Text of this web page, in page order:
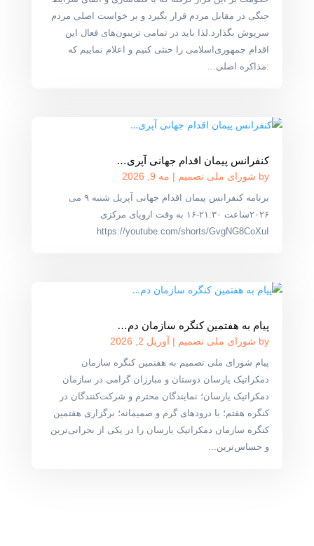
جنگی در مقابل مردم قرار بگیرد و بر خواست اصلی مردم
سرپوش بگذارد.لذا باید در تمامی تریبون‌های فعال این
اقدام جمهوری‌اسلامی را خنثی کنیم و اعلام نماییم که
:مذاکره اصلی...
کنفرانس پیمان اقدام جهانی آپری…
by شورای ملی تصمیم | مه 9, 2026
برنامه کنفرانس پیمان اقدام جهانی آپریل شنبه ۹ می
۲۰۲۶ساعت ۲۱:۳۰-۱۶ به وقت اروپای مرکزی
https://youtube.com/shorts/GvgNG8CoXuI
پیام به هفتمین کنگره سازمان دم…
by شورای ملی تصمیم | آوریل 2, 2026
پیام شورای ملی تصمیم به هفتمین کنگره سازمان
دمکراتیک یارسان دوستان و مبارزان گرامی در سازمان
دمکراتیک یارسان؛ نمایندگان محترم و شرکت‌کنندگان در
کنگره هفتم؛ با درودهای گرم و صمیمانه؛ برگزاری هفتمین
کنگره سازمان دمکراتیک یارسان را در یکی از بحرانی‌ترین
و حساس‌ترین...